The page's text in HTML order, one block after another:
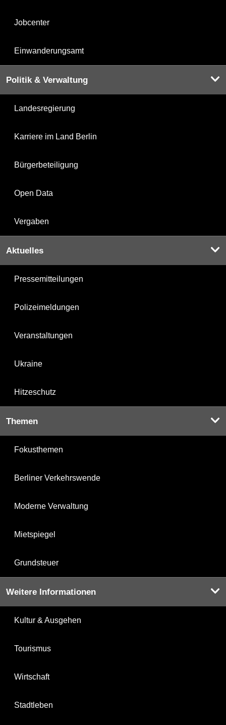
Jobcenter
Einwanderungsamt
Politik & Verwaltung
Landesregierung
Karriere im Land Berlin
Bürgerbeteiligung
Open Data
Vergaben
Aktuelles
Pressemitteilungen
Polizeimeldungen
Veranstaltungen
Ukraine
Hitzeschutz
Themen
Fokusthemen
Berliner Verkehrswende
Moderne Verwaltung
Mietspiegel
Grundsteuer
Weitere Informationen
Kultur & Ausgehen
Tourismus
Wirtschaft
Stadtleben